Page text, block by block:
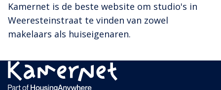
Kamernet is de beste website om studio's in
Weeresteinstraat te vinden van zowel
makelaars als huiseigenaren.